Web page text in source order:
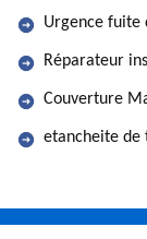
Urgence fuite
Réparateur
Couverture
etancheite de